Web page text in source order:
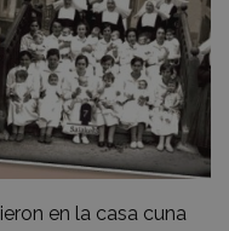
en la casa cuna